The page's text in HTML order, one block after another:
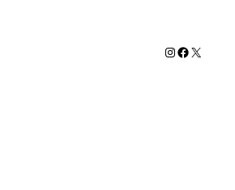
Instagram
Facebook
X